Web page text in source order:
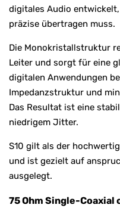
digitales Audio
präzise übertragen muss.
Die Monokristallstruktur
Leiter und sorgt für eine
digitalen Anwendungen
Impedanzstruktur und
Das Resultat ist eine
niedrigem Jitter.
S10 gilt als der
und ist gezielt auf
ausgelegt.
75 Ohm Single-Coaxial